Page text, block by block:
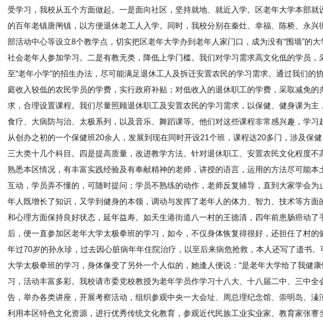
受学习，我校从五个方面做起。一是面向社区，坚持就地、就近入学。区老年大学本部就
的百年老镇唐闸镇，以方便退休老工人入学。同时，我校分别在秦灶、幸福、陈桥、永兴
部活动中心等设立8个教学点，切实把区老年大学办到老年人家门口，成为没有“围墙”的
社会老年人参加学习。二是有教无类，降低上学门槛。我们对学习需求高文化低的学员，
至“老年小学”的招生办法，尽可能满足退休工人及拆迁安置农民的学习需求。通过我们的
庭收入较低的农民学员的学费，实行政府补贴；对低收入的退休职工的学费，采取减免的
求，合理设置课程。我们尽量照顾退休职工及安置农民的学习需求，以保健、健身课为主
食疗、大病防与治、太极系列，以及音乐、舞蹈课等。他们对这些课程非常感兴趣，学习
从创办之初的一个保健班20余人，发展到现在同时开设21个班，课程达20多门，涉及保
三大类十几个科目。四是提高质量，改进教学方法。针对退休职工、安置农民文化程度不
熟悉本区情况，有丰富实践经验及有奉献精神的老师，讲授的语言，运用的方法尽可能本
互动，学员弄不懂的，可随时提问；学员不熟练的动作，老师反复辅导，直到大家学会为
年人既增长了知识，又学到健身的本领，调动与发挥了老年人的体力、智力、技术等方面
和心理方面保持良好状态，延年益寿。如天生港街道八一村的王德清，四年前患肠癌动了
后，便一直参加区老年大学太极拳班的学习，如今，不仅身体恢复得很好，还担任了村的
年过70岁的孙永珍，过去因心脏病年年住院治疗，以至后来病危抢救，本人还写了遗书。
大学太极拳班的学习，身体像变了另外一个人似的，她逢人便说：“是老年大学给了我健康
习，活动丰富多彩。我校请市委党校教授为老年学员作学习十八大、十八届二中、三中全
告，举办各类讲座，开展考察活动，组织参观中央一大会址、周总理纪念馆、崇明岛、溱
利用本区特色文化资源，进行优秀传统文化教育，参观近代民族工业实业家、教育家张謇